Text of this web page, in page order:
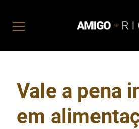
Vale a pena
em